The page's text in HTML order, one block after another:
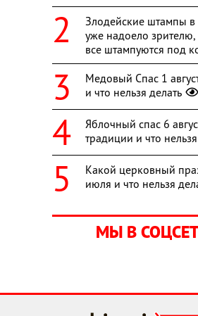
Злодейские штампы в
уже надоело
все штампуются под
Медовый Спас 1
и что нельзя делать
Яблочный спас 6
традиции и что
Какой церковный
июля и что нельзя
МЫ В